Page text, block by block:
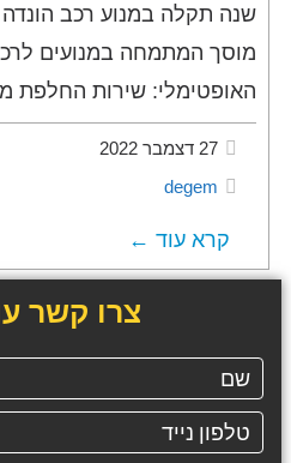
שנה תקלה במנוע רכב הונדה
מוסך המתמחה במנועים
האופטימלי: שירות החלפת
27 דצמבר 2022
degem
קרא עוד ←
צרו קשר